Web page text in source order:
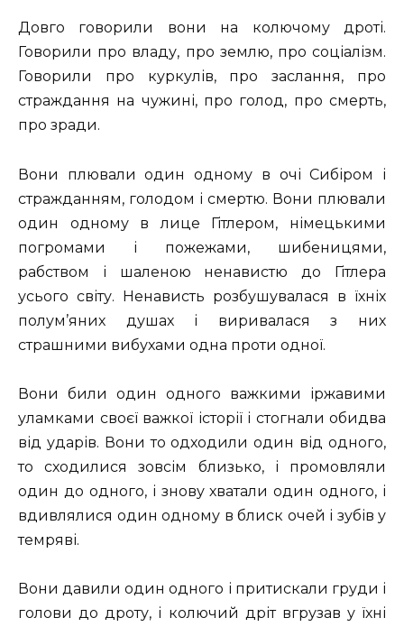
Довго говорили вони на колючому дроті.
Говорили про владу, про землю, про соціалізм.
Говорили про куркулів, про заслання, про
страждання на чужині, про голод, про смерть,
про зради.
Вони плювали один одному в очі Сибіром і
стражданням, голодом і смертю. Вони плювали
один одному в лице Гітлером, німецькими
погромами і пожежами, шибеницями,
рабством і шаленою ненавистю до Гітлера
усього світу. Ненависть розбушувалася в їхніх
полум’яних душах і виривалася з них
страшними вибухами одна проти одної.
Вони били один одного важкими іржавими
уламками своєї важкої історії і стогнали обидва
від ударів. Вони то одходили один від одного,
то сходилися зовсім близько, і промовляли
один до одного, і знову хватали один одного, і
вдивлялися один одному в блиск очей і зубів у
темряві.
Вони давили один одного і притискали груди і
голови до дроту, і колючий дріт вгрузав у їхні